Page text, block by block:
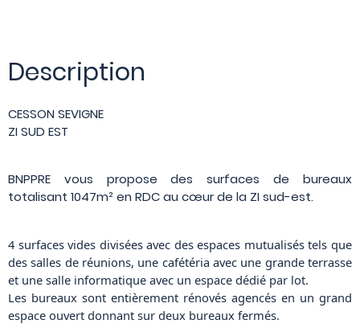
Description
CESSON SEVIGNE
ZI SUD EST
BNPPRE vous propose des surfaces de bureaux
totalisant 1047m² en RDC au cœur de la ZI sud-est.
4 surfaces vides divisées avec des espaces mutualisés tels que
des salles de réunions, une cafétéria avec une grande terrasse
et une salle informatique avec un espace dédié par lot.
Les bureaux sont entièrement rénovés agencés en un grand
espace ouvert donnant sur deux bureaux fermés.